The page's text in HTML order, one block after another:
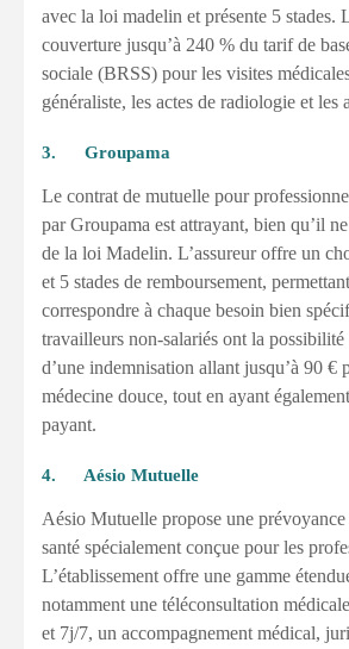
avec la loi madelin et présente 5 stades.
couverture jusqu’à 240 % du tarif de
sociale (BRSS) pour les visites
généraliste, les actes de radiologie et les
3. Groupama
Le contrat de mutuelle pour
par Groupama est attrayant, bien qu’il
de la loi Madelin. L’assureur offre un
et 5 stades de remboursement,
correspondre à chaque besoin bien
travailleurs non-salariés ont la
d’une indemnisation allant jusqu’à 90 €
médecine douce, tout en ayant
payant.
4. Aésio Mutuelle
Aésio Mutuelle propose une prévoyance
santé spécialement conçue pour les
L’établissement offre une gamme
notamment une téléconsultation
et 7j/7, un accompagnement médical,